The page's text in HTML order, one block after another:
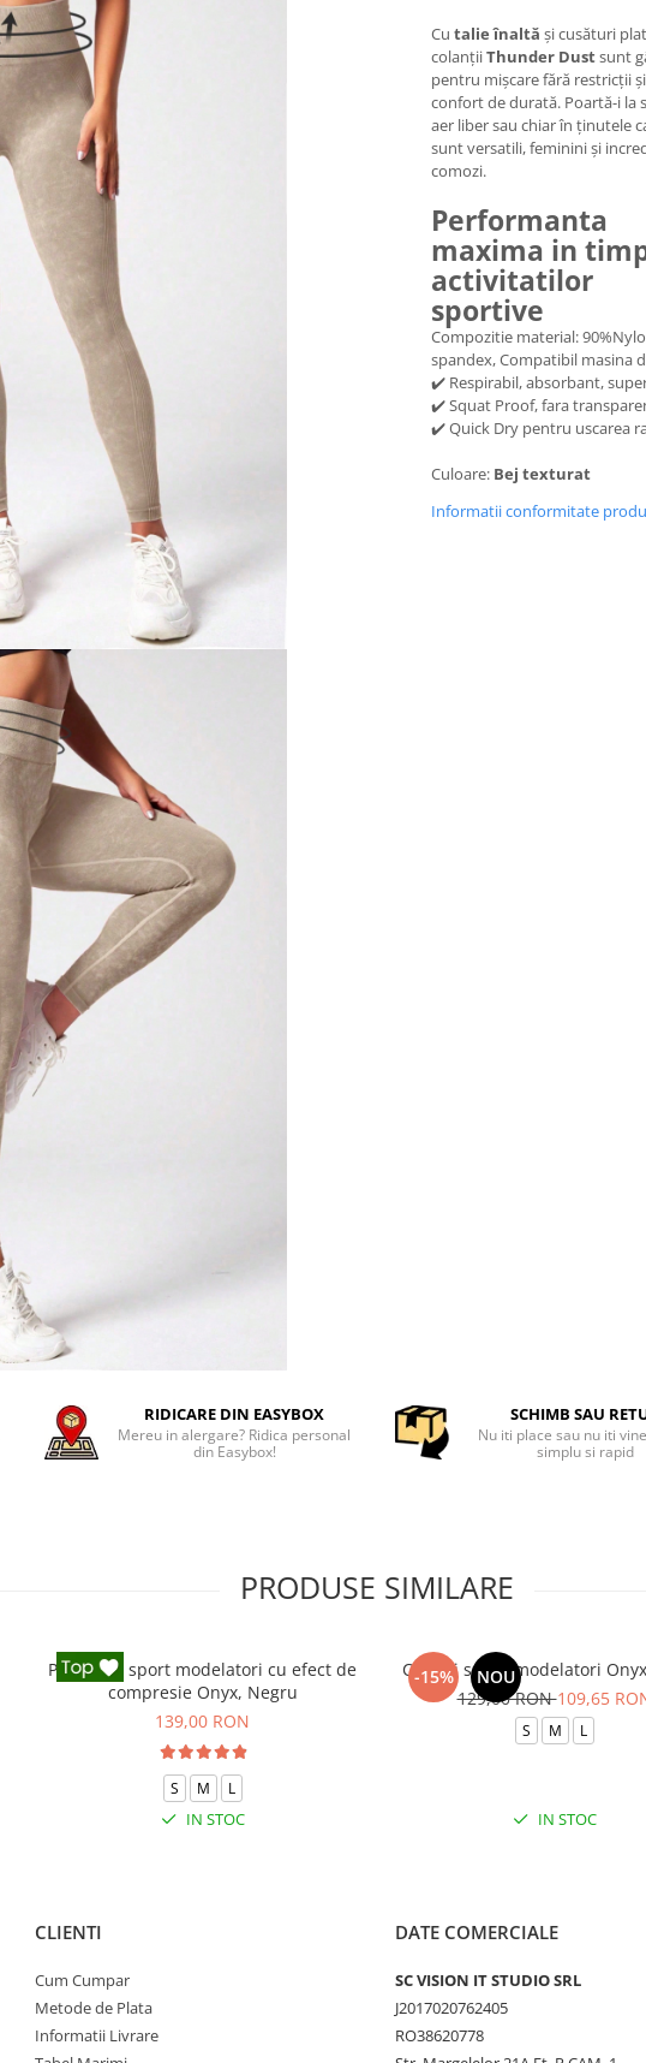
Cu talie înaltă și cusături
colanțiiThunder Dustsunt
pentru mișcare fără restricții și
confort de durată. Poartă-i la
aer liber sau chiar în ținutele
sunt versatili, feminini și
comozi.
Performanta
maxima in
activitatilor
sportive
Compozitie material:
spandex, Compatibil masina
✔️ Respirabil, absorbant,
✔️ Squat Proof, fara
✔️ Quick Dry pentru uscarea
Culoare: Bej texturat
Informatii conformitate
RIDICARE DIN EASYBOX
Mereu in alergare? Ridica personal
din Easybox!
SCHIMB SAU
Nu iti place sau nu iti
simplu si rapid
PRODUSE SIMILARE
Pantaloni sport modelatori cu efect de
compresie Onyx, Negru
139,00 RON
S M L
IN STOC
-15% NOU
Colanti scurti modelatori
129,00 RON109,65
S M L
IN STOC
CLIENTI
Cum Cumpar
Metode de Plata
Informatii Livrare
DATE COMERCIALE
SC VISION IT STUDIO SRL
J2017020762405
RO38620778